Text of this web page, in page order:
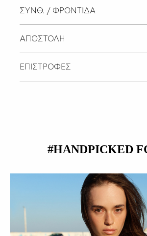
ΣΥΝΘ. / ΦΡΟΝΤΙΔΑ
ΑΠΟΣΤΟΛΗ
ΕΠΙΣΤΡΟΦΕΣ
#HANDPICKED